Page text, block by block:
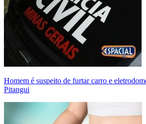
Homem é suspeito de furtar carro e
Pitangui